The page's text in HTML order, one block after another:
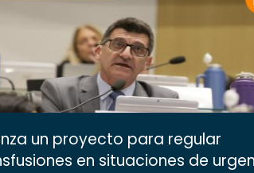
un proyecto para regular
en situaciones de